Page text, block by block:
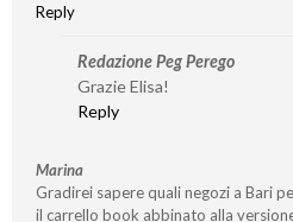
Reply
Redazione Peg Perego
Grazie Elisa!
Reply
Marina
Gradirei sapere quali negozi a Bari
il carrello book abbinato alla